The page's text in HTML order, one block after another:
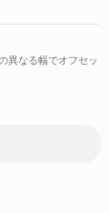
異なる幅でオフセッ